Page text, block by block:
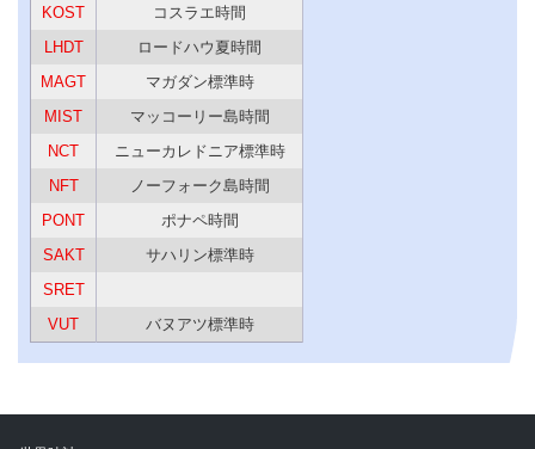
KOST
コスラエ時間
LHDT
ロードハウ夏時間
MAGT
マガダン標準時
MIST
マッコーリー島時間
NCT
ニューカレドニア標準時
NFT
ノーフォーク島時間
PONT
ポナペ時間
SAKT
サハリン標準時
SRET
VUT
バヌアツ標準時